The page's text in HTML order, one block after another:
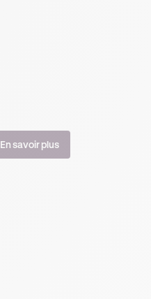
En savoir plus